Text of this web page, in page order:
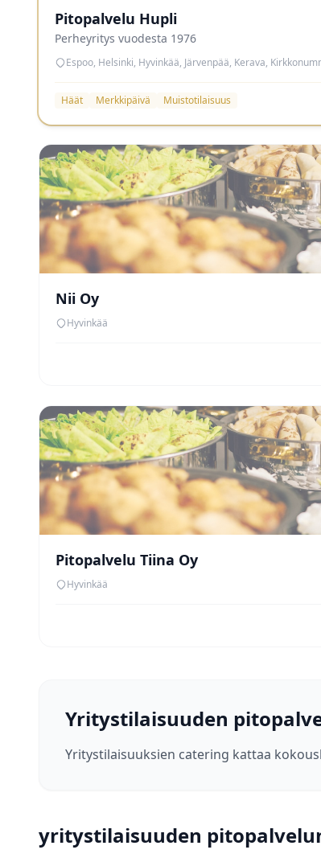
Pitopalvelu Hupli
Perheyritys vuodesta 1976
Espoo, Helsinki, Hyvinkää, Järvenpää, Kerava,
Häät Merkkipäivä Muistotilaisuus
Nii Oy
Hyvinkää
Pitopalvelu Tiina Oy
Hyvinkää
Yritystilaisuuden
Yritystilaisuuksien catering kattaa
yritystilaisuuden